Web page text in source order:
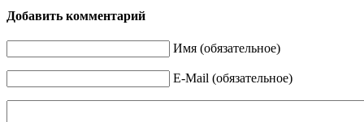
Добавить комментарий
Имя (обязательное)
E-Mail (обязательное)